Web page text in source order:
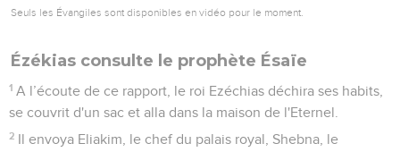
Seuls les Évangiles sont disponibles en vidéo pour le moment.
Ézékias consulte le prophète Ésaïe
1 A l’écoute de ce rapport, le roi Ezéchias déchira ses habits,
se couvrit d'un sac et alla dans la maison de l'Eternel.
2 Il envoya Eliakim, le chef du palais royal, Shebna, le